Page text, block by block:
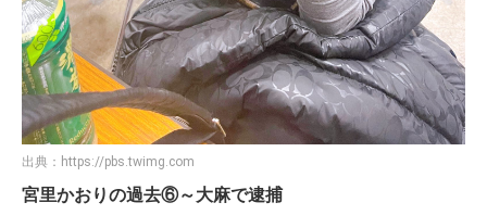
出典： https://pbs.twimg.com
宮里かおりの過去⑥～大麻で逮捕